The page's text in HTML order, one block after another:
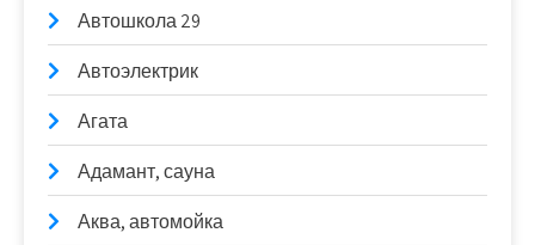
Автошкола 29
Автоэлектрик
Агата
Адамант, сауна
Аква, автомойка